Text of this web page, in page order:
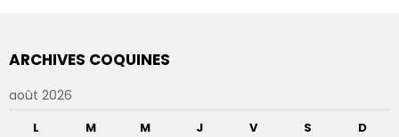
ARCHIVES COQUINES
août 2026
L M M J V S D